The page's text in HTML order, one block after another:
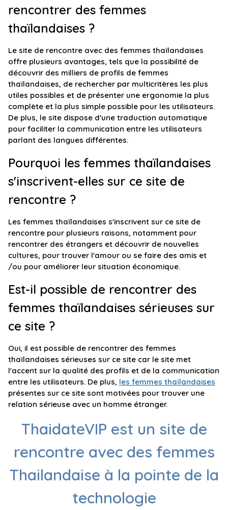
rencontrer des femmes
thaïlandaises ?
Le site de rencontre avec des femmes thaïlandaises
offre plusieurs avantages, tels que la possibilité de
découvrir des milliers de profils de femmes
thaïlandaises, de rechercher par multicritères les plus
utiles possibles et de présenter une ergonomie la plus
complète et la plus simple possible pour les utilisateurs.
De plus, le site dispose d'une traduction automatique
pour faciliter la communication entre les utilisateurs
parlant des langues différentes.
Pourquoi les femmes thaïlandaises
s'inscrivent-elles sur ce site de
rencontre ?
Les femmes thaïlandaises s'inscrivent sur ce site de
rencontre pour plusieurs raisons, notamment pour
rencontrer des étrangers et découvrir de nouvelles
cultures, pour trouver l'amour ou se faire des amis et
/ou pour améliorer leur situation économique.
Est-il possible de rencontrer des
femmes thaïlandaises sérieuses sur
ce site ?
Oui, il est possible de rencontrer des femmes
thaïlandaises sérieuses sur ce site car le site met
l'accent sur la qualité des profils et de la communication
entre les utilisateurs. De plus, les femmes thaïlandaises
présentes sur ce site sont motivées pour trouver une
relation sérieuse avec un homme étranger.
ThaidateVIP est un site de
rencontre avec des femmes
Thailandaise à la pointe de la
technologie